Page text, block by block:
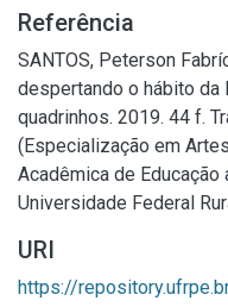
Referência
SANTOS, Peterson
despertando o hábito da
quadrinhos. 2019. 44 f.
(Especialização em
Acadêmica de
Universidade Federal
URI
https://